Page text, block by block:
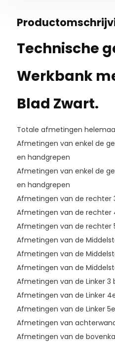
Technische
Werkbank
Blad Zwart.
Totale afmetingen
Afmetingen van enkel de
en handgrepen
Afmetingen van enkel de
en handgrepen
Afmetingen van de rechter
Afmetingen van de rechter
Afmetingen van de rechter
Afmetingen van de
Afmetingen van de
Afmetingen van de
Afmetingen van de Linker 3
Afmetingen van de Linker
Afmetingen van de Linker
Afmetingen van
Afmetingen van de